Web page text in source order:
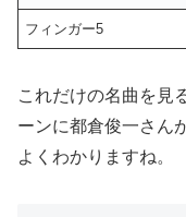
フィンガー5
これだけの名曲を見
ーンに都倉俊一さん
よくわかりますね。